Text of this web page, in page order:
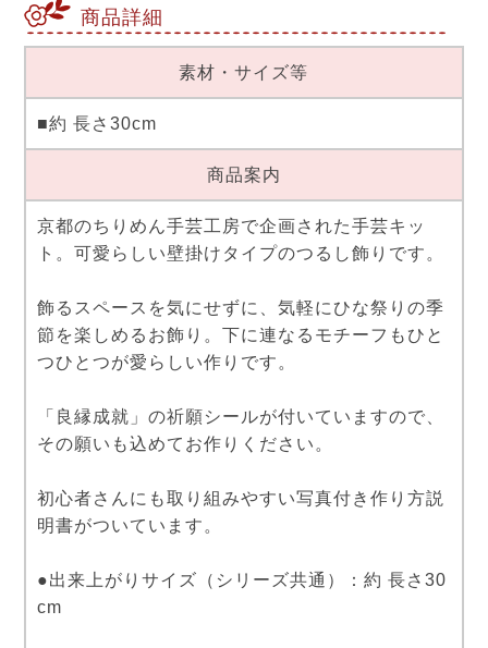
商品詳細
素材・サイズ等
■約 長さ30cm
商品案内
京都のちりめん手芸工房で企画された手芸キッ
ト。可愛らしい壁掛けタイプのつるし飾りです。
飾るスペースを気にせずに、気軽にひな祭りの季
節を楽しめるお飾り。下に連なるモチーフもひと
つひとつが愛らしい作りです。
「良縁成就」の祈願シールが付いていますので、
その願いも込めてお作りください。
初心者さんにも取り組みやすい写真付き作り方説
明書がついています。
●出来上がりサイズ（シリーズ共通）：約 長さ30
cm